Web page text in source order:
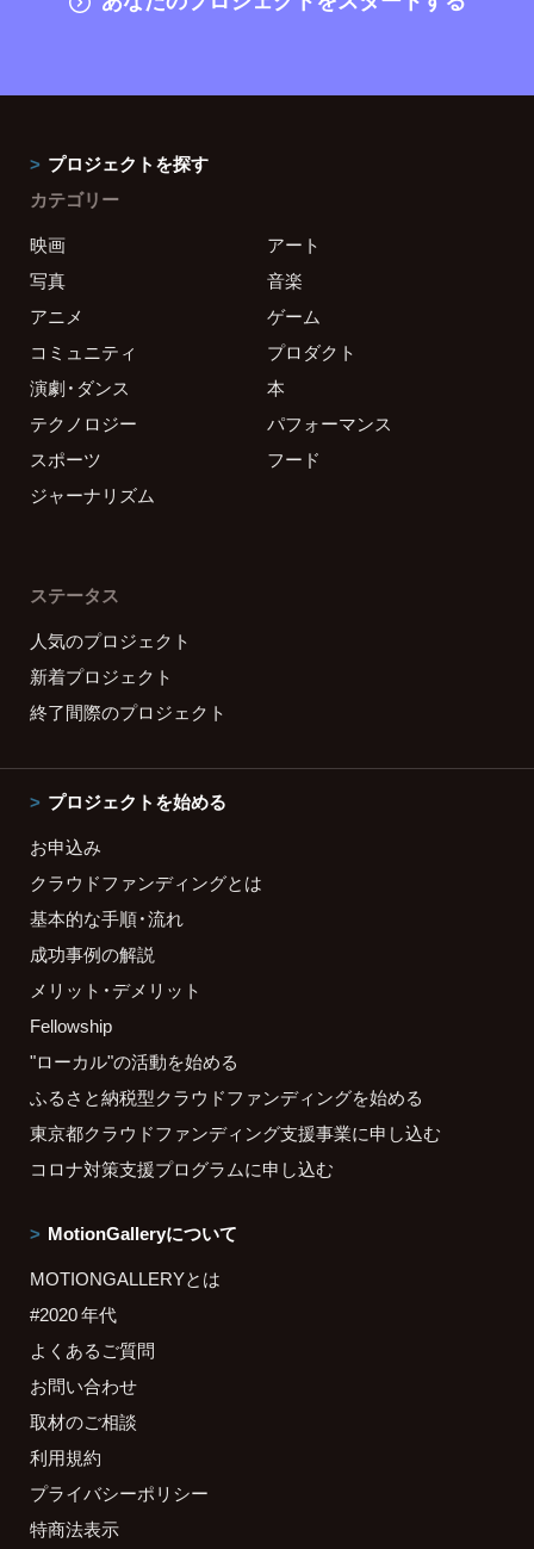
プロジェクトを探す
カテゴリー
映画
アート
写真
音楽
アニメ
ゲーム
コミュニティ
プロダクト
演劇・ダンス
本
テクノロジー
パフォーマンス
スポーツ
フード
ジャーナリズム
ステータス
人気のプロジェクト
新着プロジェクト
終了間際のプロジェクト
プロジェクトを始める
お申込み
クラウドファンディングとは
基本的な手順・流れ
成功事例の解説
メリット・デメリット
Fellowship
"ローカル"の活動を始める
ふるさと納税型クラウドファンディングを始める
東京都クラウドファンディング支援事業に申し込む
コロナ対策支援プログラムに申し込む
MotionGalleryについて
MOTIONGALLERYとは
#2020 年代
よくあるご質問
お問い合わせ
取材のご相談
利用規約
プライバシーポリシー
特商法表示